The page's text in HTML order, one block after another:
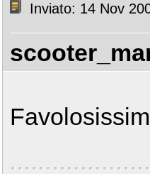
Inviato: 14 Nov